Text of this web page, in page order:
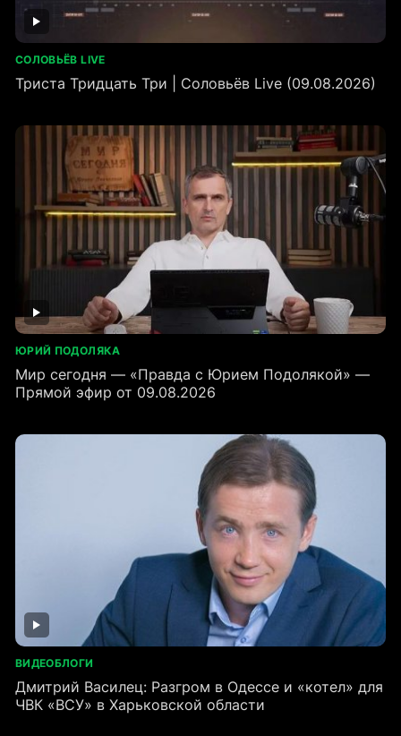
СОЛОВЬЁВ LIVE
Триста Тридцать Три | Соловьёв Live (09.08.2026)
ЮРИЙ ПОДОЛЯКА
Мир сегодня — «Правда с Юрием Подолякой» —
Прямой эфир от 09.08.2026
ВИДЕОБЛОГИ
Дмитрий Василец: Разгром в Одессе и «котел» для
ЧВК «ВСУ» в Харьковской области